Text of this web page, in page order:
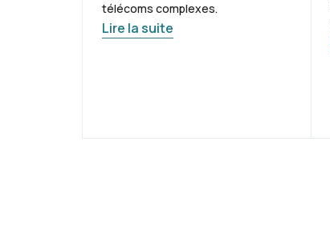
télécoms complexes.
Lire la suite